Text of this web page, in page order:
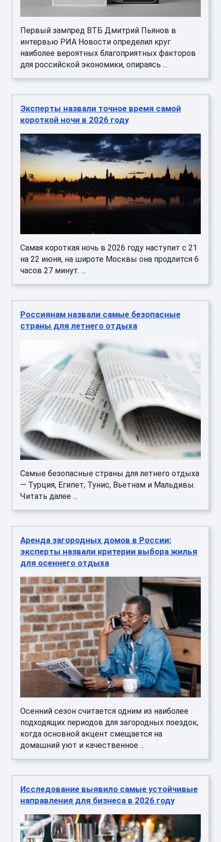
Первый зампред ВТБ Дмитрий Пьянов в
интервью РИА Новости определил круг
наиболее вероятных благоприятных факторов
для российской экономики, опираясь ...
Эксперты назвали точное время самой
короткой ночи в 2026 году
Самая короткая ночь в 2026 году наступит с 21
на 22 июня, на широте Москвы она продлится 6
часов 27 минут. ...
Россиянам назвали самые безопасные
страны для летнего отдыха
Самые безопасные страны для летнего отдыха
— Турция, Египет, Тунис, Вьетнам и Мальдивы.
Читать далее ...
Аренда загородных домов в России:
эксперты назвали критерии выбора жилья
для осеннего отдыха
Осенний сезон считается одним из наиболее
подходящих периодов для загородных поездок,
когда основной акцент смещается на
домашний уют и качественное ...
Исследование выявило самые устойчивые
направления для бизнеса в 2026 году